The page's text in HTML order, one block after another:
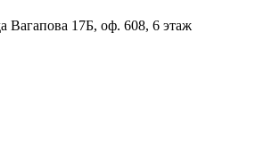
Вагапова 17Б, оф. 608, 6 этаж